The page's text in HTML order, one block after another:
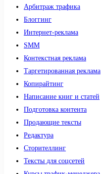
Арбитраж трафика
Блоггинг
Интернет-реклама
SMM
Контекстная реклама
Таргетированная реклама
Копирайтинг
Написание книг и статей
Подготовка контента
Продающие тексты
Редактура
Сторителлинг
Тексты для соцсетей